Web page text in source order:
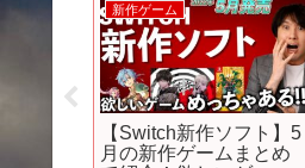
新作ゲーム
【Switch新作ソフト】5
月の新作ゲームまとめ